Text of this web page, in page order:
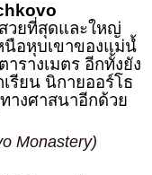
วยที่สุดและใหญ่
นือหุบเขาของแม่นํ้
รางเมตร อีกทั้งยัง
รียน นิกายออร์โธ
างศาสนาอีกด้วย
Monastery)